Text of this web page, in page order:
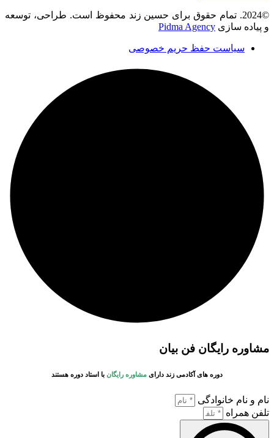
©2024. تمام حقوق برای حسین زند محفوظ است. طراحی، توسعه
و پیاده سازی Pidma Agency
سیاست حفظ حریم خصوصی
مشاوره رایگان فن بیان
دوره های آکادمی زند دارای مشاوره رایگان با استاد دوره هستند
نام و نام خانوادگی
تلفن همراه